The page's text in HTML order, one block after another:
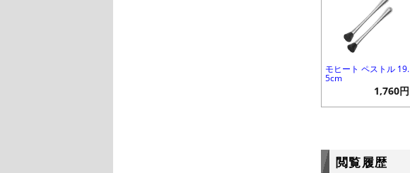
モヒート ペストル 19.
5cm
1,760円
閲覧履歴